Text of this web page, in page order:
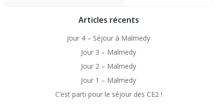
Articles récents
Jour 4 – Séjour à Malmedy
Jour 3 – Malmedy
Jour 2 – Malmedy
Jour 1 – Malmedy
C’est parti pour le séjour des CE2 !